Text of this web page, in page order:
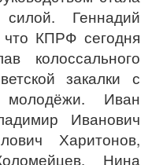
Геннадий
КПРФ сегодня
колоссального
закалки с
молодёжи. Иван
Иванович
Харитонов,
Нина